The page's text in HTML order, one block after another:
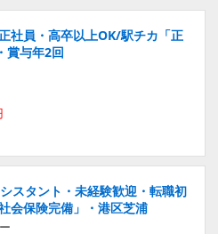
社員・高卒以上OK/駅チカ「正
賞与年2回
スタント・未経験歓迎・転職初
会保険完備」・港区芝浦